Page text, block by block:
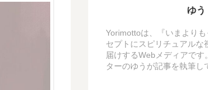
ゆう
Yorimottoは、『いまより
セプトにスピリチュアルな
届けするWebメディアです
ターのゆうが記事を執筆し